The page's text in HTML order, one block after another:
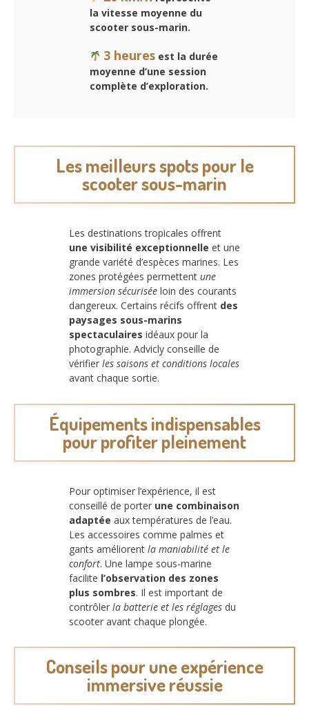
la vitesse moyenne du
scooter sous-marin.
3 heuresest la durée
moyenne d’une session
complète d’exploration.
Les meilleurs spots pour le
scooter sous-marin
Les destinations tropicales offrent
une visibilité exceptionnelle et une
grande variété d’espèces marines. Les
zones protégées permettent une
immersion sécurisée loin des courants
dangereux. Certains récifs offrent des
paysages sous-marins
spectaculaires idéaux pour la
photographie. Advicly conseille de
vérifier les saisons et conditions locales
avant chaque sortie.
Équipements indispensables
pour profiter pleinement
Pour optimiser l’expérience, il est
conseillé de porter une combinaison
adaptée aux températures de l’eau.
Les accessoires comme palmes et
gants améliorent la maniabilité et le
confort. Une lampe sous-marine
facilite l’observation des zones
plus sombres. Il est important de
contrôler la batterie et les réglages du
scooter avant chaque plongée.
Conseils pour une expérience
immersive réussie